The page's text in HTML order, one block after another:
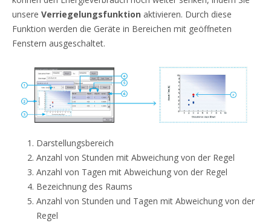
unsere Verriegelungsfunktion aktivieren. Durch diese
Funktion werden die Geräte in Bereichen mit geöffneten
Fenstern ausgeschaltet.
Darstellungsbereich
Anzahl von Stunden mit Abweichung von der Regel
Anzahl von Tagen mit Abweichung von der Regel
Bezeichnung des Raums
Anzahl von Stunden und Tagen mit Abweichung von der
Regel